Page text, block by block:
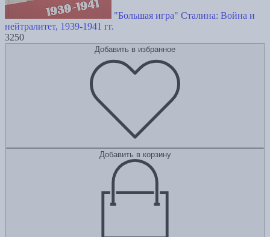
"Большая игра" Сталина: Война и
нейтралитет, 1939-1941 гг.
3250
Добавить в избранное
Добавить в корзину